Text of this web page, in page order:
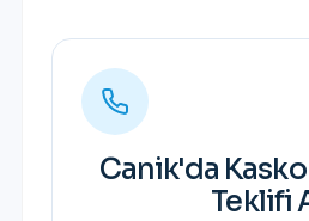
Canik'da
Teklifi